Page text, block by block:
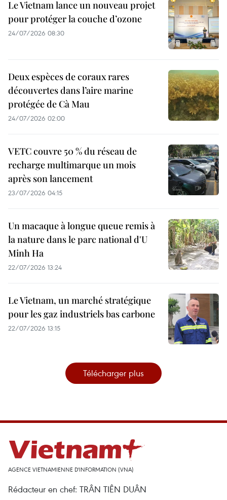
Le Vietnam lance un nouveau projet
pour protéger la couche d’ozone
24/07/2026 08:30
Deux espèces de coraux rares
découvertes dans l’aire marine
protégée de Cà Mau
24/07/2026 02:00
VETC couvre 50 % du réseau de
recharge multimarque un mois
après son lancement
23/07/2026 04:15
Un macaque à longue queue remis à
la nature dans le parc national d'U
Minh Ha
22/07/2026 13:24
Le Vietnam, un marché stratégique
pour les gaz industriels bas carbone
22/07/2026 13:15
Télécharger plus
AGENCE VIETNAMIENNE D'INFORMATION (VNA)
Rédacteur en chef: TRÂN TIÊN DUÂN